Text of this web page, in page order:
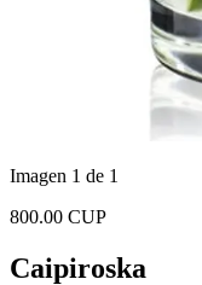
Imagen 1 de 1
800.00 CUP
Caipiroska